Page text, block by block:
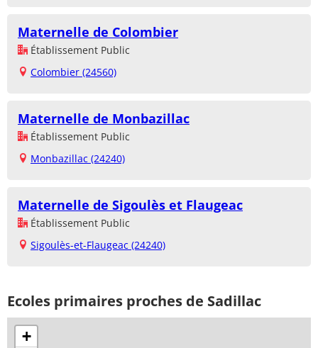
Maternelle de Colombier
Établissement Public
Colombier (24560)
Maternelle de Monbazillac
Établissement Public
Monbazillac (24240)
Maternelle de Sigoulès et Flaugeac
Établissement Public
Sigoulès-et-Flaugeac (24240)
Ecoles primaires proches de Sadillac
+